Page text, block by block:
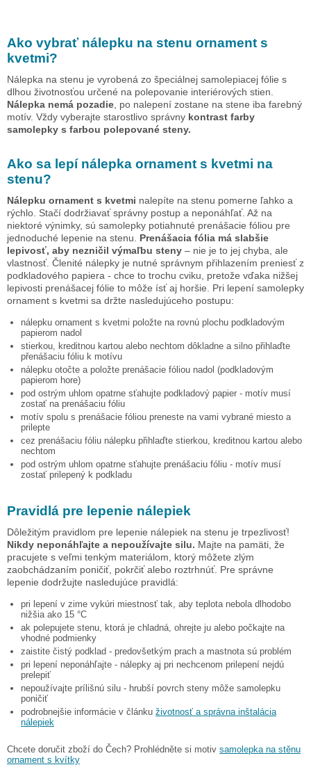
Ako vybrať nálepku na stenu ornament s
kvetmi?
Nálepka na stenu je vyrobená zo špeciálnej samolepiacej fólie s
dlhou životnosťou určené na polepovanie interiérových stien.
Nálepka nemá pozadie, po nalepení zostane na stene iba farebný
motív. Vždy vyberajte starostlivo správny kontrast farby
samolepky s farbou polepované steny.
Ako sa lepí nálepka ornament s kvetmi na
stenu?
Nálepku ornament s kvetmi nalepíte na stenu pomerne ľahko a
rýchlo. Stačí dodržiavať správny postup a neponáhľať. Až na
niektoré výnimky, sú samolepky potiahnuté prenášacie fóliou pre
jednoduché lepenie na stenu. Prenášacia fólia má slabšie
lepivosť, aby nezničil výmaľbu steny – nie je to jej chyba, ale
vlastnosť. Členité nálepky je nutné správnym přihlazením preniesť z
podkladového papiera - chce to trochu cviku, pretože vďaka nižšej
lepivosti prenášacej fólie to môže ísť aj horšie. Pri lepení samolepky
ornament s kvetmi sa držte nasledujúceho postupu:
nálepku ornament s kvetmi položte na rovnú plochu podkladovým
papierom nadol
stierkou, kreditnou kartou alebo nechtom dôkladne a silno přihlaďte
přenášaciu fóliu k motívu
nálepku otočte a položte prenášacie fóliou nadol (podkladovým
papierom hore)
pod ostrým uhlom opatrne sťahujte podkladový papier - motív musí
zostať na prenášaciu fóliu
motív spolu s prenášacie fóliou preneste na vami vybrané miesto a
prilepte
cez prenášaciu fóliu nálepku přihlaďte stierkou, kreditnou kartou alebo
nechtom
pod ostrým uhlom opatrne sťahujte prenášaciu fóliu - motív musí
zostať prilepený k podkladu
Pravidlá pre lepenie nálepiek
Dôležitým pravidlom pre lepenie nálepiek na stenu je trpezlivosť!
Nikdy neponáhľajte a nepoužívajte silu. Majte na pamäti, že
pracujete s veľmi tenkým materiálom, ktorý môžete zlým
zaobchádzaním poničiť, pokrčiť alebo roztrhnúť. Pre správne
lepenie dodržujte nasledujúce pravidlá:
pri lepení v zime vykúri miestnosť tak, aby teplota nebola dlhodobo
nižšia ako 15 °C
ak polepujete stenu, ktorá je chladná, ohrejte ju alebo počkajte na
vhodné podmienky
zaistite čistý podklad - predovšetkým prach a mastnota sú problém
pri lepení neponáhľajte - nálepky aj pri nechcenom prilepení nejdú
prelepiť
nepoužívajte prílišnú silu - hrubší povrch steny môže samolepku
poničiť
podrobnejšie informácie v článku životnosť a správna inštalácia
nálepiek
Chcete doručit zboží do Čech? Prohlédněte si motiv samolepka na stěnu
ornament s kvítky